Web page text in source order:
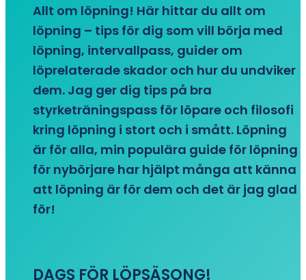
Allt om löpning! Här hittar du allt om
löpning – tips för dig som vill börja med
löpning, intervallpass, guider om
löprelaterade skador och hur du undviker
dem. Jag ger dig tips på bra
styrketräningspass för löpare och filosofi
kring löpning i stort och i smått. Löpning
är för alla, min populära guide för löpning
för nybörjare har hjälpt många att känna
att löpning är för dem och det är jag glad
för!
DAGS FÖR LÖPSÄSONG!